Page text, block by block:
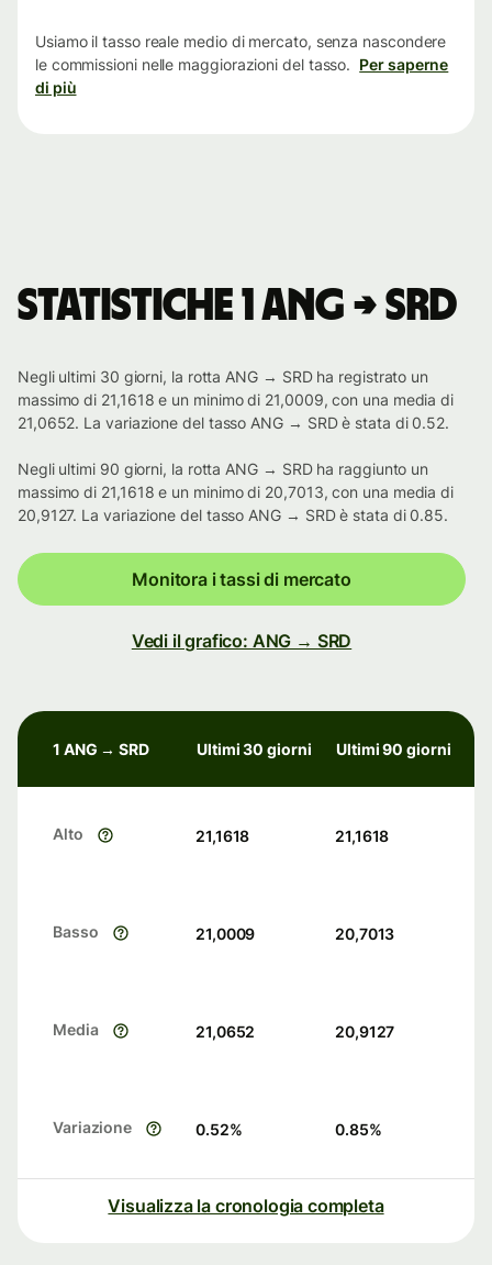
Usiamo il tasso reale medio di mercato, senza nascondere
le commissioni nelle maggiorazioni del tasso. Per saperne
di più
Statistiche 1 ANG → SRD
Negli ultimi 30 giorni, la rotta ANG → SRD ha registrato un
massimo di 21,1618 e un minimo di 21,0009, con una media di
21,0652. La variazione del tasso ANG → SRD è stata di 0.52.
Negli ultimi 90 giorni, la rotta ANG → SRD ha raggiunto un
massimo di 21,1618 e un minimo di 20,7013, con una media di
20,9127. La variazione del tasso ANG → SRD è stata di 0.85.
Monitora i tassi di mercato
Vedi il grafico: ANG → SRD
1 ANG → SRD Ultimi 30 giorni Ultimi 90 giorni
Alto 21,1618 21,1618
Basso 21,0009 20,7013
Media 21,0652 20,9127
Variazione 0.52% 0.85%
Visualizza la cronologia completa